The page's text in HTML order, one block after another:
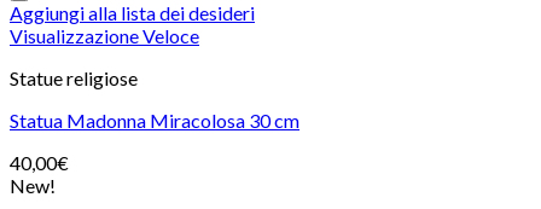
Aggiungi alla lista dei desideri
Visualizzazione Veloce
Statue religiose
Statua Madonna Miracolosa 30 cm
40,00€
New!